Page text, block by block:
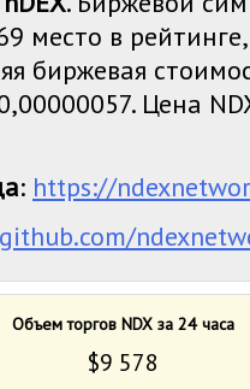
место в
биржевая
Цена
: https://
Объем торгов NDX за 24 часа
$9 578